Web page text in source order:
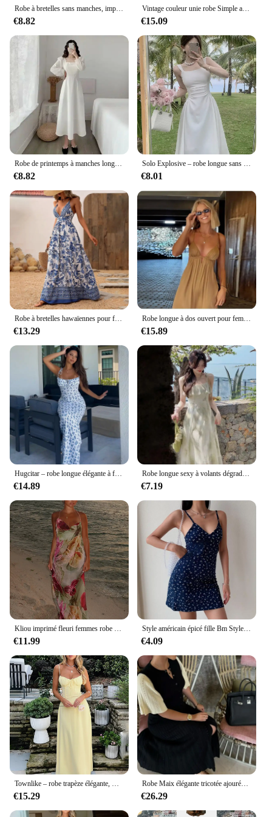
Robe à bretelles sans manches, imprimé Floral, mode femme, col en v, Slim, Maxi, Chic, plage, fête, Club, été, 2023
€8.82
Vintage couleur unie robe Simple artistique coupe ample grande taille a-ligne jupe été nouveauté fermeture éclair coton
€15.09
Robe de printemps à manches longues pour femmes, élégante, col carré, longueur au dessus du genou, robes noires chics, à la mode
€8.82
Solo Explosive – robe longue sans manches pour femmes, style français, épaules dénudées, amincissante, ajustée à la taille, Petite
€8.01
€13.29
Robe longue à dos ouvert pour femmes, col en v profond, Style européen et américain, mode, sans manches, tenue décontractée d'été
€15.89
€14.89
Robe longue sexy à volants dégradés, licou, fibre florale, style impérial de célébrité, nouveau
€7.19
€11.99
Style américain épicé fille Bm Style imprimé col en v robe à bretelles femmes été fleur sangle robe à la mode Polyester tissu
€4.09
€15.29
Robe Maix élégante tricotée ajourée pour femmes, mode solide, simple boutonnage, manches courtes, Slim, nouvelle Robe de transport pour dames
€26.29